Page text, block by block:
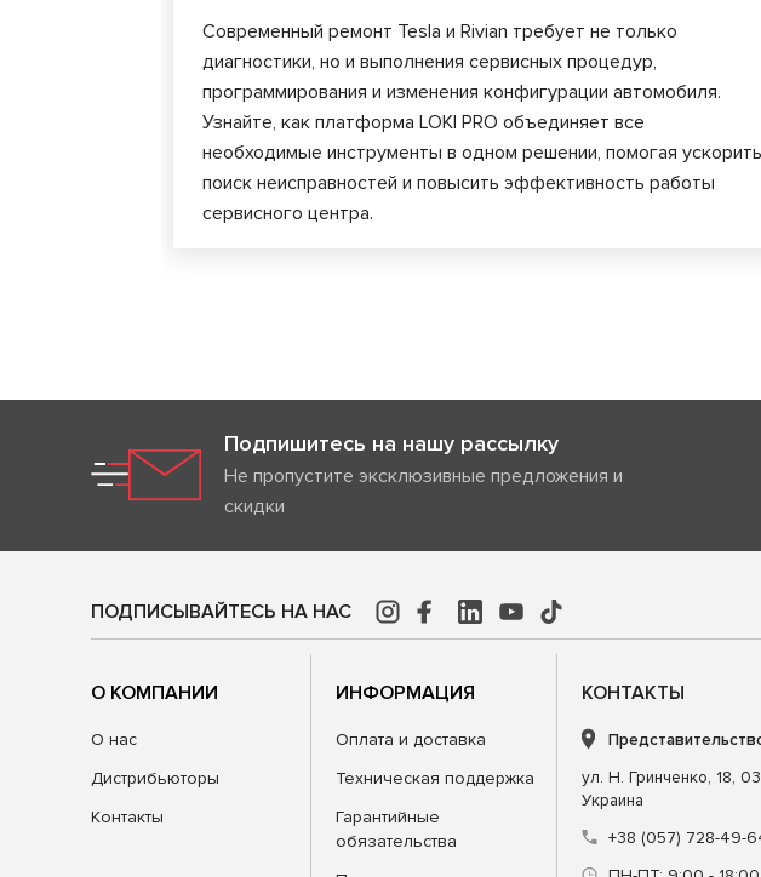
Современный ремонт Tesla и Rivian требует не только
диагностики, но и выполнения сервисных процедур,
программирования и изменения конфигурации автомобиля.
Узнайте, как платформа LOKI PRO объединяет все
необходимые инструменты в одном решении, помогая ускорить
поиск неисправностей и повысить эффективность работы
сервисного центра.
Подпишитесь на нашу рассылку
Не пропустите эксклюзивные предложения и
скидки
ПОДПИСЫВАЙТЕСЬ НА НАС
О КОМПАНИИ
О нас
Дистрибьюторы
Контакты
ИНФОРМАЦИЯ
Оплата и доставка
Техническая поддержка
Гарантийные
обязательства
КОНТАКТЫ
ул. Н. Гринченко, 18,
Украина
+38 (057) 728-49-